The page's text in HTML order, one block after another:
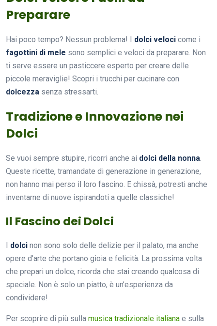
Preparare
Hai poco tempo? Nessun problema! I dolci veloci come i
fagottini di mele sono semplici e veloci da preparare. Non
ti serve essere un pasticcere esperto per creare delle
piccole meraviglie! Scopri i trucchi per cucinare con
dolcezza senza stressarti.
Tradizione e Innovazione nei
Dolci
Se vuoi sempre stupire, ricorri anche ai dolci della nonna
Queste ricette, tramandate di generazione in generazione,
non hanno mai perso il loro fascino. E chissà, potresti anche
inventarne di nuove ispirandoti a quelle classiche!
Il Fascino dei Dolci
I dolci non sono solo delle delizie per il palato, ma anche
opere d’arte che portano gioia e felicità. La prossima volta
che prepari un dolce, ricorda che stai creando qualcosa di
speciale. Non è solo un piatto, è un’esperienza da
condividere!
Per scoprire di più sulla musica tradizionale italiana e sulla